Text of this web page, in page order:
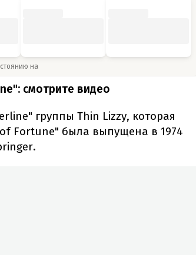
на
смотрите видео
группы Thin Lizzy, которая
Fortune" была выпущена в 1974